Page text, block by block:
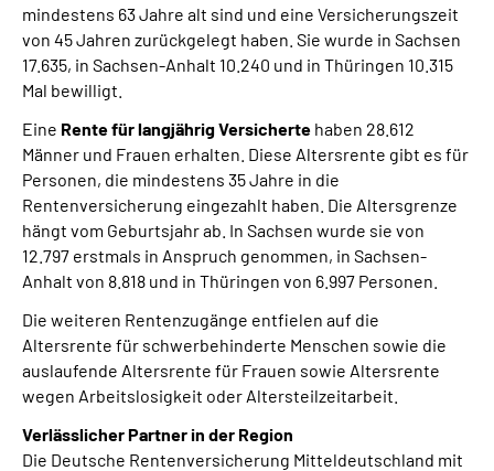
mindestens 63 Jahre alt sind und eine Versicherungszeit
von 45 Jahren zurückgelegt haben. Sie wurde in Sachsen
17.635, in Sachsen-Anhalt 10.240 und in Thüringen 10.315
Mal bewilligt.
Eine Rente für langjährig Versicherte haben 28.612
Männer und Frauen erhalten. Diese Altersrente gibt es für
Personen, die mindestens 35 Jahre in die
Rentenversicherung eingezahlt haben. Die Altersgrenze
hängt vom Geburtsjahr ab. In Sachsen wurde sie von
12.797 erstmals in Anspruch genommen, in Sachsen-
Anhalt von 8.818 und in Thüringen von 6.997 Personen.
Die weiteren Rentenzugänge entfielen auf die
Altersrente für schwerbehinderte Menschen sowie die
auslaufende Altersrente für Frauen sowie Altersrente
wegen Arbeitslosigkeit oder Altersteilzeitarbeit.
Verlässlicher Partner in der Region
Die Deutsche Rentenversicherung Mitteldeutschland mit